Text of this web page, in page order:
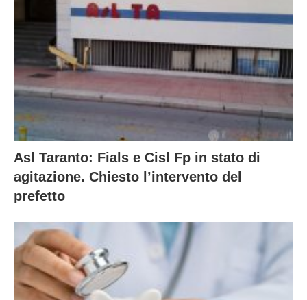
Asl Taranto: Fials e Cisl Fp in stato di
agitazione. Chiesto l’intervento del
prefetto